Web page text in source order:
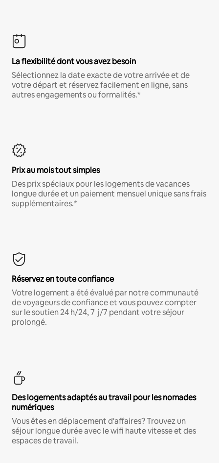
La flexibilité dont vous avez besoin
Sélectionnez la date exacte de votre arrivée et de
votre départ et réservez facilement en ligne, sans
autres engagements ou formalités.*
Prix au mois tout simples
Des prix spéciaux pour les logements de vacances
longue durée et un paiement mensuel unique sans frais
supplémentaires.*
Réservez en toute confiance
Votre logement a été évalué par notre communauté
de voyageurs de confiance et vous pouvez compter
sur le soutien 24 h/24, 7 j/7 pendant votre séjour
prolongé.
Des logements adaptés au travail pour les nomades
numériques
Vous êtes en déplacement d'affaires? Trouvez un
séjour longue durée avec le wifi haute vitesse et des
espaces de travail.